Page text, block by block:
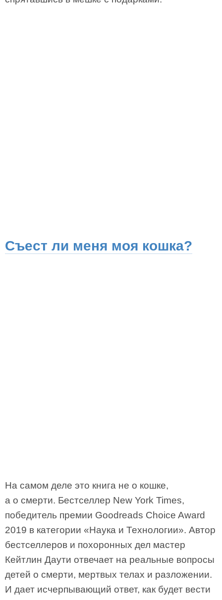
Съест ли меня моя кошка?
На самом деле это книга не о кошке,
а о смерти. Бестселлер New York Times,
победитель премии Goodreads Choice Award
2019 в категории «Наука и Технологии». Автор
бестселлеров и похоронных дел мастер
Кейтлин Даути отвечает на реальные вопросы
детей о смерти, мертвых телах и разложении.
И дает исчерпывающий ответ, как будет вести